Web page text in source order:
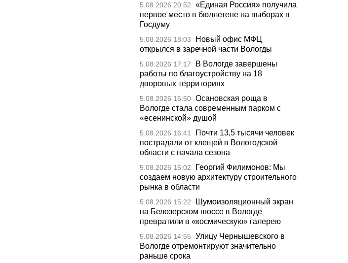
5.08.2026 20:52
«Единая Россия» получила
первое место в бюллетене на выборах в
Госдуму
5.08.2026 18:03
Новый офис МФЦ
открылся в заречной части Вологды
5.08.2026 17:17
В Вологде завершены
работы по благоустройству на 18
дворовых территориях
5.08.2026 16:50 Осановская роща в
Вологде стала современным парком с
«есенинской» душой
5.08.2026 16:41
Почти 13,5 тысячи человек
пострадали от клещей в Вологодской
области с начала сезона
5.08.2026 16:02
Георгий Филимонов: Мы
создаем новую архитектуру строительного
рынка в области
5.08.2026 15:22
Шумоизоляционный экран
на Белозерском шоссе в Вологде
превратили в «космическую» галерею
5.08.2026 14:55
Улицу Чернышевского в
Вологде отремонтируют значительно
раньше срока